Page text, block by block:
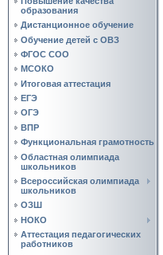
образования
Дистанционное обучение
Обучение детей с ОВЗ
ФГОС СОО
МСОКО
Итоговая аттестация
ЕГЭ
ОГЭ
ВПР
Функциональная грамотность
Областная олимпиада
школьников
Всероссийская олимпиада
школьников
ОЗШ
НОКО
Аттестация педагогических
работников